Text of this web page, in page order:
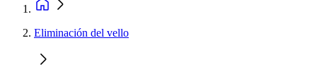
Eliminación del vello